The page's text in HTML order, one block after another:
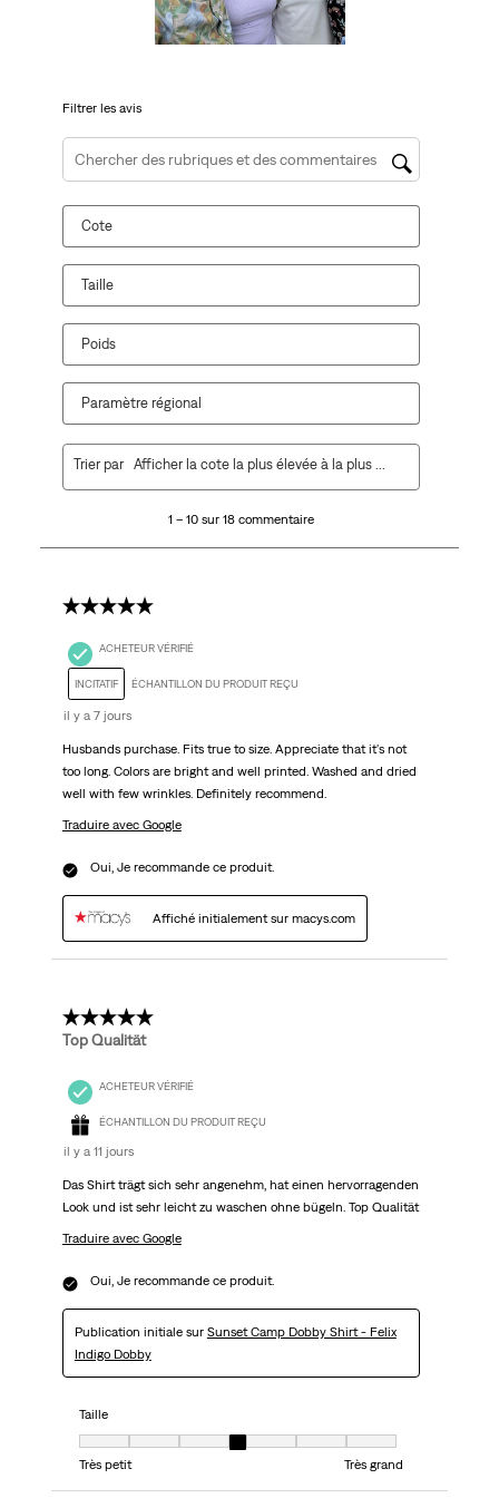
formulaire
le
formulaire
le
formulaire
le
formulaire
Filtrer les avis
Zone de recherche de sujet et d'avis
Cote
Taille
Poids
Paramètre régional
18
1 – 10 sur 18 commentaire
Trier par Afficher la cote la plus élevée à la plus faible
5 étoile(s) sur 5.
ACHETEUR VÉRIFIÉ
INCITATIF ÉCHANTILLON DU PRODUIT REÇU
il y a 7 jours
Husbands purchase. Fits true to size. Appreciate that it's not
too long. Colors are bright and well printed. Washed and dried
well with few wrinkles. Definitely recommend.
Traduire avec Google
Oui, Je recommande ce produit.
Affiché initialement sur macys.com
5 étoile(s) sur 5.
Top Qualität
ACHETEUR VÉRIFIÉ
ÉCHANTILLON DU PRODUIT REÇU
il y a 11 jours
Das Shirt trägt sich sehr angenehm, hat einen hervorragenden
Look und ist sehr leicht zu waschen ohne bügeln. Top Qualität
Traduire avec Google
Oui, Je recommande ce produit.
Publication initiale sur Sunset Camp Dobby Shirt - Felix
Indigo Dobby
Taille
Taille, 4 sur 7, où 1 est égal à Très petit et 7 est égal à Très grand
Très petit
Très grand